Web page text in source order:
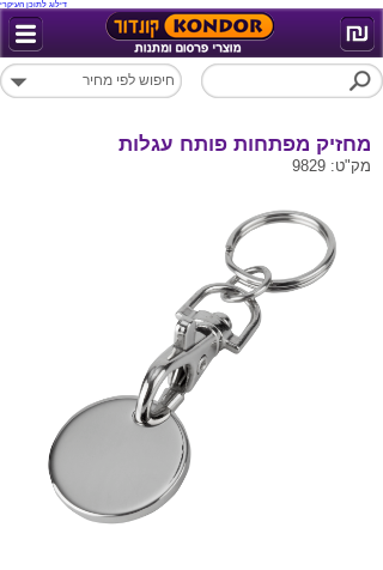
דילוג לתוכן העיקרי
מחזיק מפתחות פותח עגלות
מק"ט: 9829